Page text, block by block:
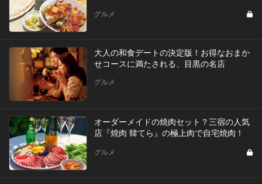
グルメ
大人の和食デートの決定版！お得なおまか
せコースに満たされる、目黒の名店
グルメ
オーダーメイドの焼肉セット？三宿の人気
店『焼肉 韓てら』の極上肉で自宅焼肉！
グルメ